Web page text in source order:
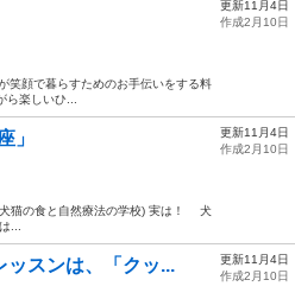
笑顔で暮らすためのお手伝いをする料
楽しいひ...
更新11月4日
作成2月10日
」
猫の食と自然療法の学校) 実は！ 犬
...
更新11月4日
作成2月10日
スンは、「クッ...
更新11月4日
作成2月10日